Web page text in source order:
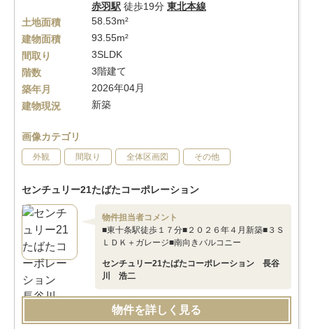
赤羽駅 徒歩19分 東北本線
土地面積
58.53m²
建物面積
93.55m²
間取り
3SLDK
階数
3階建て
築年月
2026年04月
建物現況
新築
画像カテゴリ
外観 間取り 全体区画図 その他
センチュリー21たばたコーポレーション
物件担当者コメント
■東十条駅徒歩１７分■２０２６年４月新築■３Ｓ
ＬＤＫ＋ガレージ■南向きバルコニー
センチュリー21たばたコーポレーション 長谷
川 浩二
物件を詳しく見る